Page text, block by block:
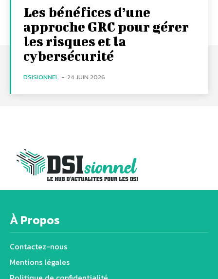
Les bénéfices d’une
approche GRC pour gérer
les risques et la
cybersécurité
DSISIONNEL - 24 JUIN 2026
À Propos
Contactez-nous
Mentions légales